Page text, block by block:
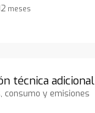
meses
técnica adicional
consumo y emisiones